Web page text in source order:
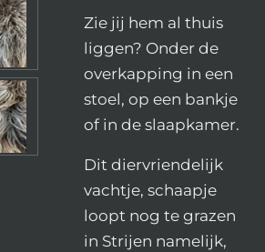
Zie jij hem al thuis
liggen? Onder de
overkapping in een
stoel, op een bankje
of in de slaapkamer.
Dit diervriendelijk
vachtje, schaapje
loopt nog te grazen
in Strijen namelijk,